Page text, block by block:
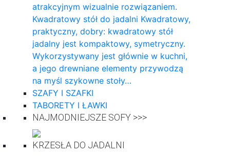
atrakcyjnym wizualnie rozwiązaniem.
Kwadratowy stół do ​​jadalni Kwadratowy,
praktyczny, dobry: kwadratowy stół
jadalny jest kompaktowy, symetryczny.
Wykorzystywany jest głównie w kuchni,
a jego drewniane elementy przywodzą
na myśl szykowne stoły…
SZAFY I SZAFKI
TABORETY I ŁAWKI
NAJMODNIEJSZE SOFY >>>
KRZESŁA DO JADALNI